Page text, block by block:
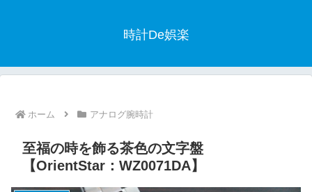
時計De娯楽
ホーム アナログ腕時計
至福の時を飾る茶色の文字盤
【OrientStar：WZ0071DA】